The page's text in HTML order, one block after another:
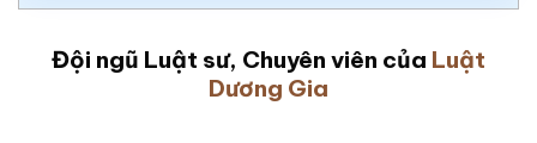
Đội ngũ Luật sư, Chuyên viên của Luật
Dương Gia